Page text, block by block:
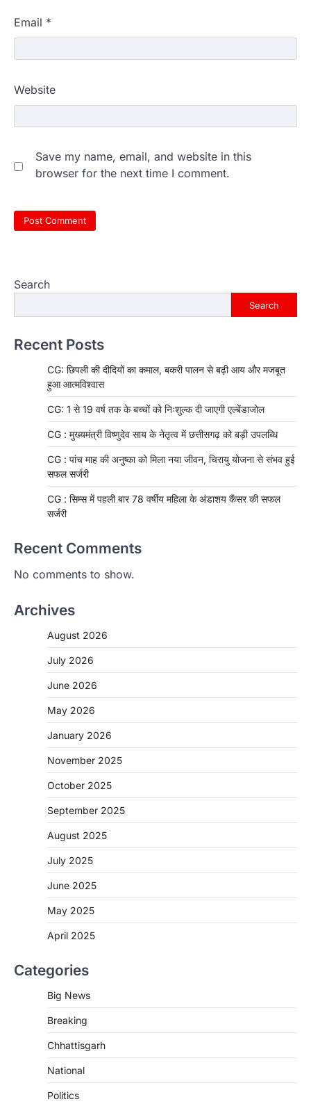
Email *
Website
Save my name, email, and website in this
browser for the next time I comment.
Search
Search
Recent Posts
CG: छिपली की दीदियों का कमाल, बकरी पालन से बढ़ी आय और मजबूत
हुआ आत्मविश्वास
CG: 1 से 19 वर्ष तक के बच्चों को निःशुल्क दी जाएगी एल्बेंडाजोल
CG : मुख्यमंत्री विष्णुदेव साय के नेतृत्व में छत्तीसगढ़ को बड़ी उपलब्धि
CG : पांच माह की अनुष्का को मिला नया जीवन, चिरायु योजना से संभव हुई
सफल सर्जरी
CG : सिम्स में पहली बार 78 वर्षीय महिला के अंडाशय कैंसर की सफल
सर्जरी
Recent Comments
No comments to show.
Archives
August 2026
July 2026
June 2026
May 2026
January 2026
November 2025
October 2025
September 2025
August 2025
July 2025
June 2025
May 2025
April 2025
Categories
Big News
Breaking
Chhattisgarh
National
Politics
CHHATTISGARH
CG: 1 से 19 वर्ष तक के बच्चों को निःशुल्क दी
जाएगी एल्बेंडाजोल
More Khabar August 7, 2026
रायपुर। राष्ट्रीय कृमि मुक्ति दिवस भारत सरकार द्वारा
CHHATTISGARH
जशपुर जिले की 5 माह की मासूम…
CG: छिपली की दीदियों का कमाल, बकरी